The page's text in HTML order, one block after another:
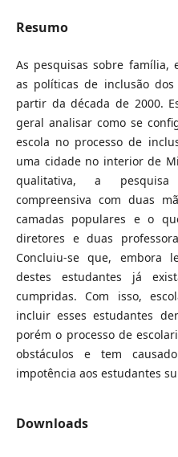
Resumo
As pesquisas sobre família,
as políticas de inclusão
partir da década de 2000.
geral analisar como se
escola no processo de
uma cidade no interior de
qualitativa, a
compreensiva com duas
camadas populares e o
diretores e duas
Concluiu-se que, embora
destes estudantes já
cumpridas. Com isso,
incluir esses estudantes
porém o processo de
obstáculos e tem
impotência aos estudantes
Downloads